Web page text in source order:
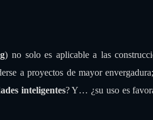
) no solo es aplicable a las
a proyectos de mayor
inteligentes